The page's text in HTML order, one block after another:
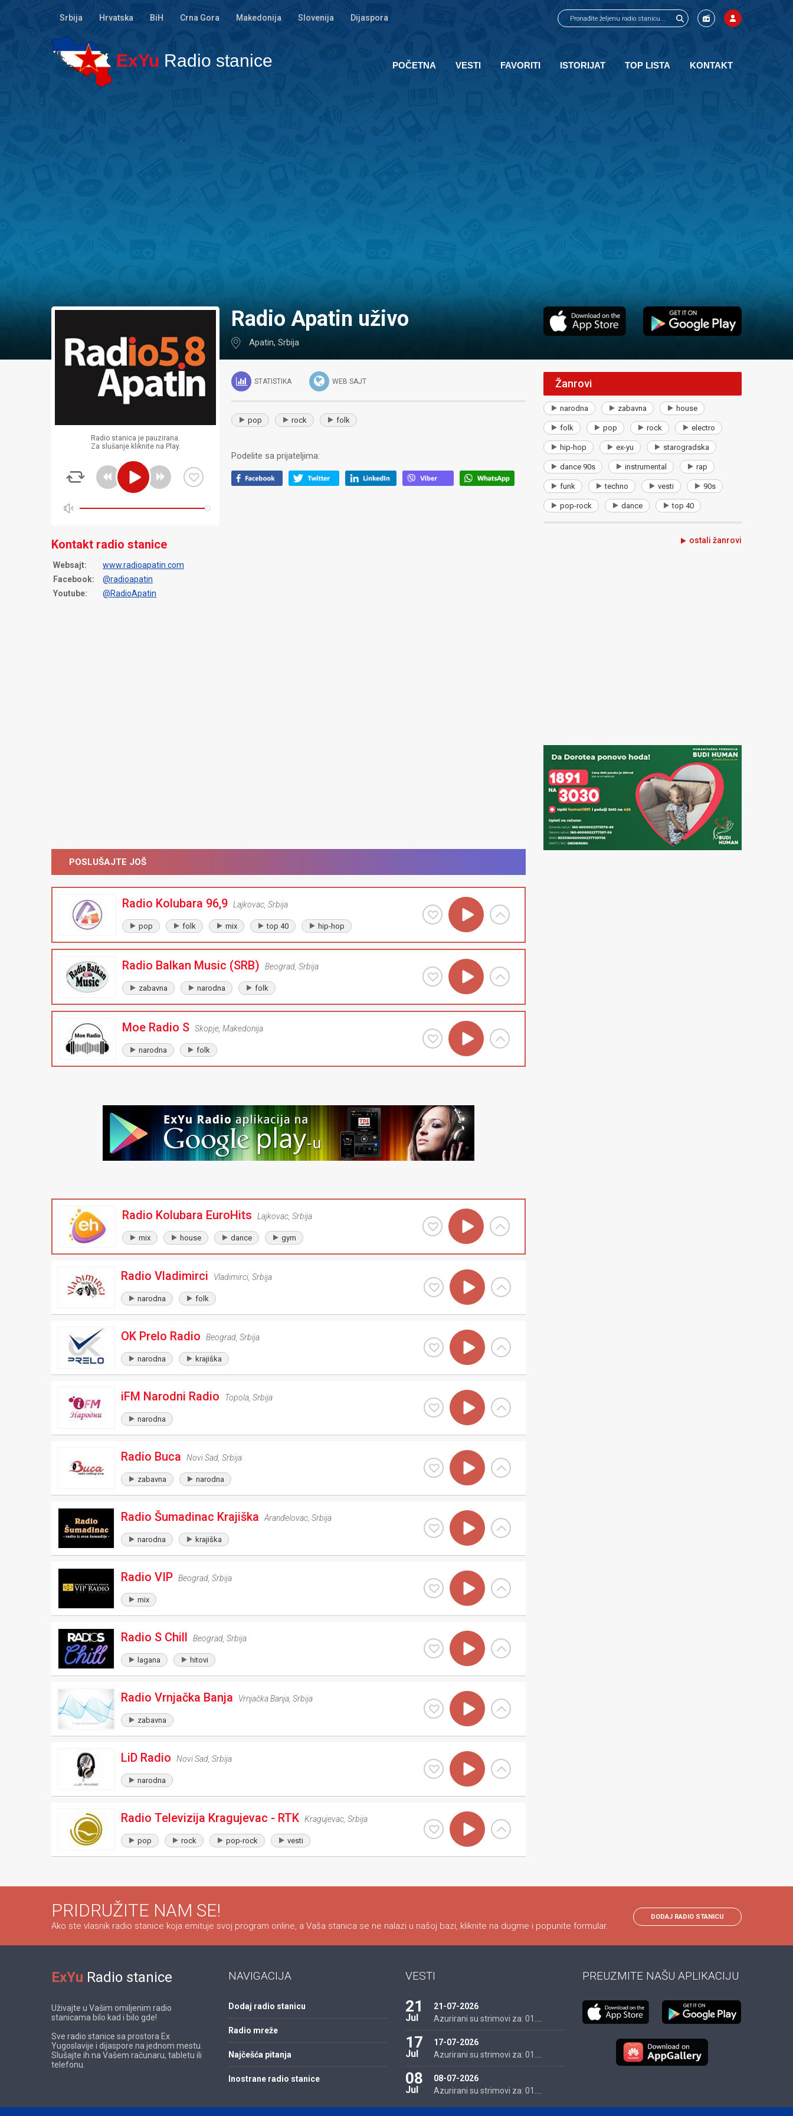
Srbija Hrvatska BiH Crna Gora Makedonija Slovenija Dijaspora
ExYu Radio stanice POČETNA VESTI FAVORITI ISTORIJAT TOP LISTA KONTAKT
Radio stanica je pauzirana.
Za slušanje kliknite na Play.
Radio Apatin uživo
Apatin, Srbija
STATISTIKA WEB SAJT
pop rock folk
Podelite sa prijateljima:
Kontakt radio stanice
Websajt:
www.radioapatin.com
Facebook:
@radioapatin
Youtube:
@RadioApatin
POSLUŠAJTE JOŠ
Radio Kolubara 96,9 Lajkovac Srbija
pop folk mix top 40 hip-hop
Radio Balkan Music (SRB) Beograd Srbija
zabavna narodna folk
Moe Radio S Skopje Makedonija
narodna folk
Radio Kolubara EuroHits Lajkovac Srbija
mix house dance gym
Radio Vladimirci Vladimirci Srbija
narodna folk
OK Prelo Radio Beograd Srbija
narodna krajiška
iFM Narodni Radio Topola Srbija
narodna
Radio Buca Novi Sad Srbija
zabavna narodna
Radio Šumadinac Krajiška Aranđelovac Srbija
narodna krajiška
Radio VIP Beograd Srbija
mix
Radio S Chill Beograd Srbija
lagana hitovi
Radio Vrnjačka Banja Vrnjačka Banja Srbija
zabavna
LiD Radio Novi Sad Srbija
narodna
Radio Televizija Kragujevac - RTK Kragujevac Srbija
pop rock pop-rock vesti
Žanrovi
narodna zabavna house
folk pop rock electro
hip-hop ex-yu starogradska
dance 90s instrumental rap
funk techno vesti 90s
pop-rock dance top 40
ostali žanrovi
PRIDRUŽITE NAM SE!
Ako ste vlasnik radio stanice koja emituje svoj program online, a Vaša stanica se ne nalazi u našoj bazi, kliknite na dugme i popunite formular.
DODAJ RADIO STANICU
ExYu Radio stanice
Uživajte u Vašim omiljenim radio
stanicama bilo kad i bilo gde!
Sve radio stanice sa prostora Ex
Yugoslavije i dijaspore na jednom mestu.
Slušajte ih na Vašem računaru, tabletu ili
telefonu.
NAVIGACIJA
Dodaj radio stanicu
Radio mreže
Najčešća pitanja
Inostrane radio stanice
VESTI
21
Jul
21-07-2026
Azurirani su strimovi za: 01....
17
Jul
17-07-2026
Azurirani su strimovi za: 01....
08
Jul
08-07-2026
Azurirani su strimovi za: 01....
PREUZMITE NAŠU APLIKACIJU